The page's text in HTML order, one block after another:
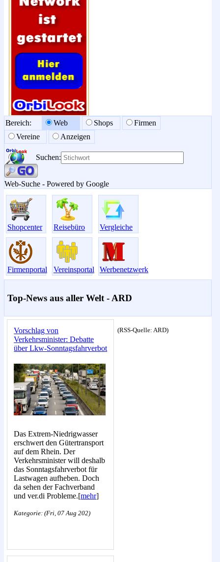
;
Bereich: Web Shops
Firmen
Vereine
Anzeigen
Suchen:
Web-Suche - Powered by Google
Shopcenter Reisebüro Vergleiche
Firmenportal Vereinsportal Werbenetzwerk
Top-News aus aller Welt - ARD
Vorschlag von
Verkehrsminister: Debatte
über Lkw-Sonntagsfahrverbot
Das Extrem-Niedrigwasser
erschwert den Gütertransport
auf dem Rhein. Der
Verkehrsminister will deshalb
das Sonntagsfahrverbot für
Lastwagen aufheben. Doch
da sehen der Fachverband
und ver.di Probleme.[mehr]
Kategorie: (Fri, 07 Aug 202)
(RSS-Quelle: ARD)